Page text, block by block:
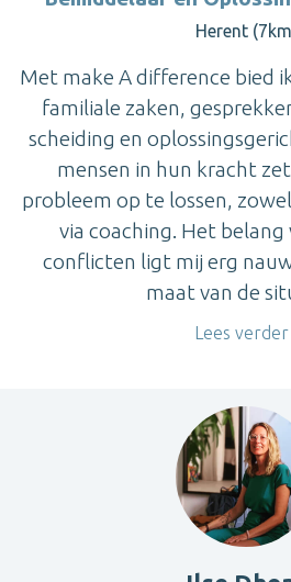
Herent
Met make A difference bied
familiale zaken,
scheiding en
mensen in hun kracht
probleem op te lossen,
via coaching. Het belang
conflicten ligt mij erg
maat van de
Lees verder